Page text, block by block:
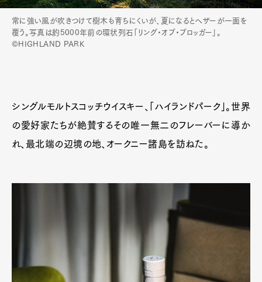
常に強い風が吹きつけて樹木も育ちにくいが、夏になるとヘザーが一面を
覆う。写真は約5000年前の環状列石「リング・オブ・ブロッガー」。
©HIGHLAND PARK
シングルモルトスコッチウイスキー、「ハイランドパーク」。世界
の愛好家たちが絶賛するその唯一無二のフレーバーに導か
れ、最北端の辺境の地、オークニー諸島を訪ねた。